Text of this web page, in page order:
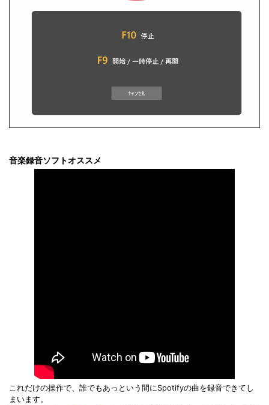
音楽録音ソフトオススメ
これだけの操作で、誰でもあっという間にSpotifyの曲を録音できてし
まいます。